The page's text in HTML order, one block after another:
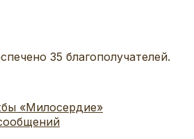
35 благополучателей.
«Милосердие»